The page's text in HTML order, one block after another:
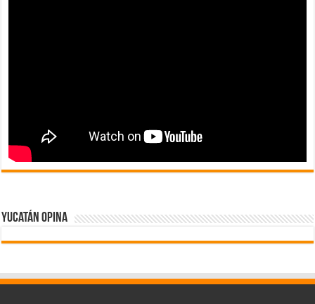
Yucatán Opina